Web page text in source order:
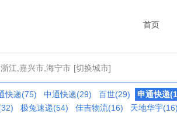
首页
江,嘉兴市,海宁市 [切换城市]
快递(75) 中通快递(29) 百世(29)
申通快递
极兔速递(54) 佳吉物流(16)
天地华宇